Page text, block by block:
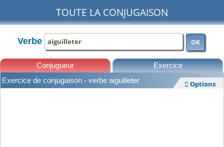
TOUTE LA CONJUGAISON
Verbe OK
Conjugueur Exercice
Exercice de conjugaison - verbe aiguilleter  Options